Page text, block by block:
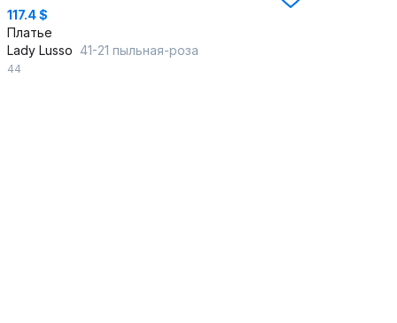
117.4 $
Платье
Lady Lusso 41-21 пыльная-роза
44